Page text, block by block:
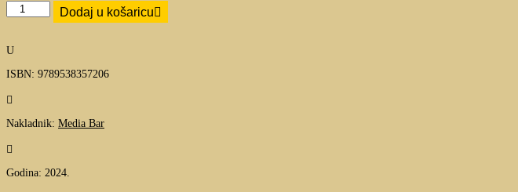
Planina
bitaka
Churchillov
tajnik
s
u
njihovim
najtežim
količina
Dodaj u košaricu
U
ISBN: 9789538357206

Nakladnik: Media Bar

Godina: 2024.